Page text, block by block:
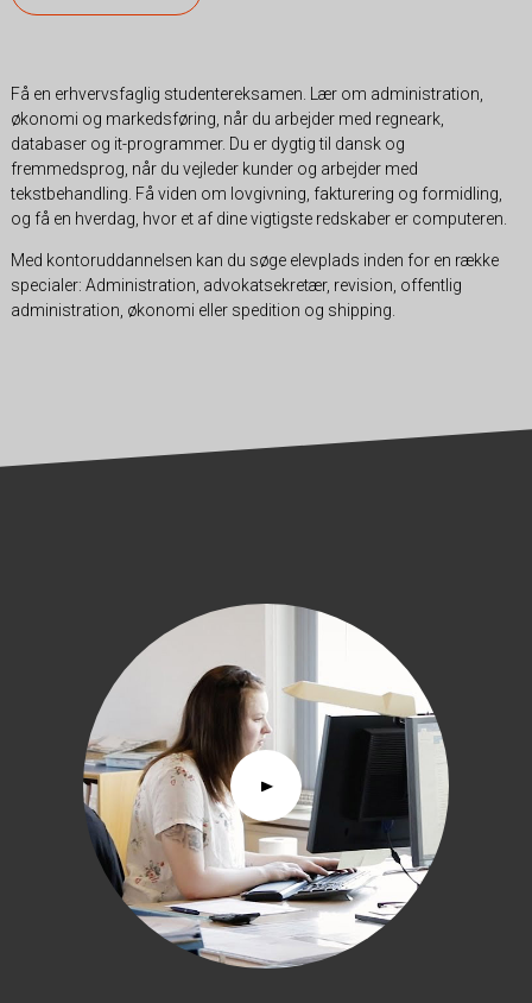
Få en erhvervsfaglig studentereksamen. Lær om administration,
økonomi og markedsføring, når du arbejder med regneark,
databaser og it-programmer. Du er dygtig til dansk og
fremmedsprog, når du vejleder kunder og arbejder med
tekstbehandling. Få viden om lovgivning, fakturering og formidling,
og få en hverdag, hvor et af dine vigtigste redskaber er computeren.
Med kontoruddannelsen kan du søge elevplads inden for en række
specialer: Administration, advokatsekretær, revision, offentlig
administration, økonomi eller spedition og shipping.